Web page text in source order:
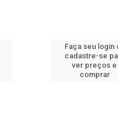
Faça seu login
cadastre-se
ver preços e
comprar